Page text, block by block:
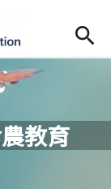
Open
教育